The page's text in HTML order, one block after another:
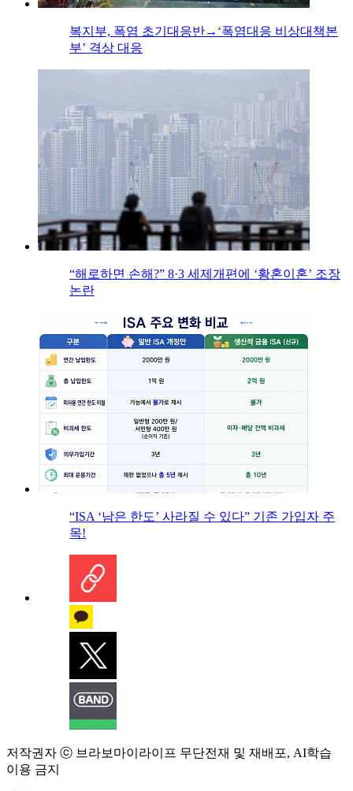
복지부, 폭염 초기대응반→‘폭염대응 비상대책본
부’ 격상 대응
“해로하면 손해?” 8·3 세제개편에 ‘황혼이혼’ 조장
논란
“ISA ‘남은 한도’ 사라질 수 있다” 기존 가입자 주
목!
저작권자 ⓒ 브라보마이라이프 무단전재 및 재배포, AI학습
이용 금지